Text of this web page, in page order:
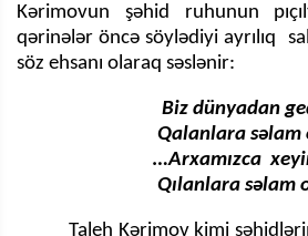
Kərimovun şəhid ruhunun
qərinələr öncə söylədiyi ayrılıq
söz ehsanı olaraq səslənir:
Biz dünyadan
Qalanlara səlam
…Arxamızca
Qılanlara səlam
Taleh Kərimov kimi